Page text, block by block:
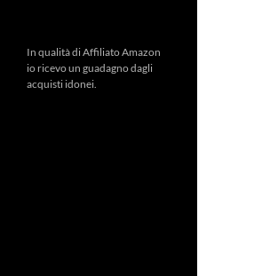
In qualità di Affiliato Amazon
io ricevo un guadagno dagli
acquisti idonei.